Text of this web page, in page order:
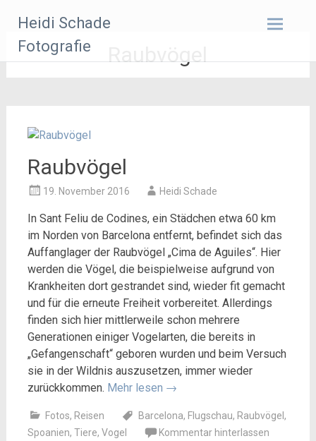
Inhalt
springen
Heidi Schade
Fotografie
Raubvögel
Raubvögel
19. November 2016 Heidi Schade
In Sant Feliu de Codines, ein Städchen etwa 60 km
im Norden von Barcelona entfernt, befindet sich das
Auffanglager der Raubvögel „Cima de Aguiles“. Hier
werden die Vögel, die beispielweise aufgrund von
Krankheiten dort gestrandet sind, wieder fit gemacht
und für die erneute Freiheit vorbereitet. Allerdings
finden sich hier mittlerweile schon mehrere
Generationen einiger Vogelarten, die bereits in
„Gefangenschaft“ geboren wurden und beim Versuch
sie in der Wildnis auszusetzen, immer wieder
zurückkommen. Mehr lesen →
Fotos, Reisen Barcelona, Flugschau, Raubvögel ,
Spoanien, Tiere, Vogel Kommentar hinterlassen